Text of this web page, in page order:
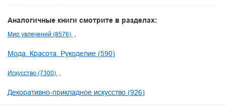
Аналогичные книги смотрите в разделах:
Мир увлечений (8576)
Мода. Красота. Рукоделие (590)
Искусство (7300)
Декоративно-прикладное искусство (926)